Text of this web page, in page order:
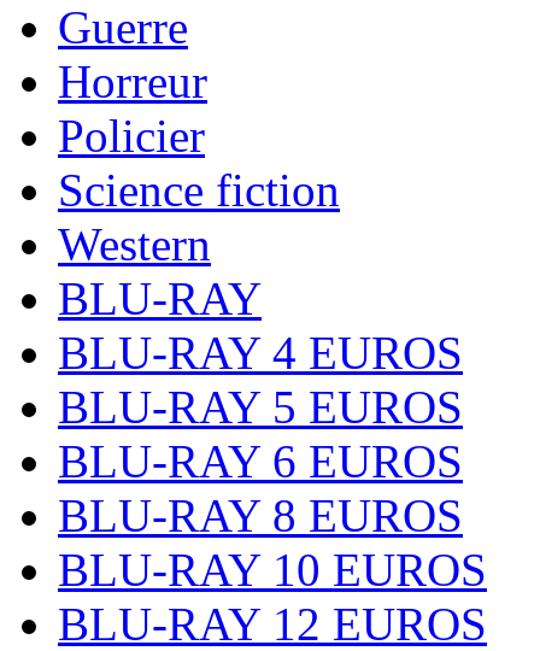
Guerre
Horreur
Policier
Science fiction
Western
BLU-RAY
BLU-RAY 4 EUROS
BLU-RAY 5 EUROS
BLU-RAY 6 EUROS
BLU-RAY 8 EUROS
BLU-RAY 10 EUROS
BLU-RAY 12 EUROS